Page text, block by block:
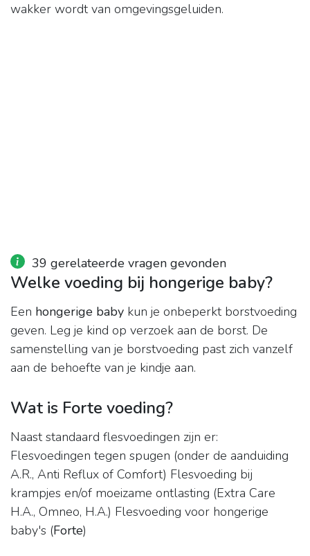
wakker wordt van omgevingsgeluiden.
39 gerelateerde vragen gevonden
Welke voeding bij hongerige baby?
Een hongerige baby kun je onbeperkt borstvoeding
geven. Leg je kind op verzoek aan de borst. De
samenstelling van je borstvoeding past zich vanzelf
aan de behoefte van je kindje aan.
Wat is Forte voeding?
Naast standaard flesvoedingen zijn er:
Flesvoedingen tegen spugen (onder de aanduiding
A.R., Anti Reflux of Comfort) Flesvoeding bij
krampjes en/of moeizame ontlasting (Extra Care
H.A., Omneo, H.A.) Flesvoeding voor hongerige
baby's (Forte)